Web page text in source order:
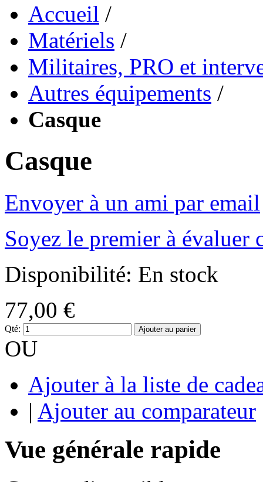
Accueil /
Matériels /
Militaires, PRO et
Autres équipements /
Casque
Casque
Envoyer à un ami par email
Soyez le premier à évaluer
Disponibilité: En stock
77,00 €
Qté: Ajouter au panier
OU
Ajouter à la liste de
| Ajouter au comparateur
Vue générale rapide